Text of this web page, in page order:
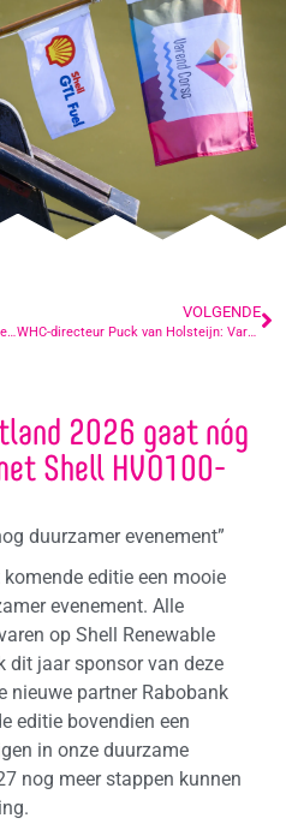
Tulpenboer Tom Groot: “Het is voor heel Nederland bijzonder een kijkje te nemen in die prachtige wereld die glastuinbouw heet”
VOLGENDE
WHC-directeur Puck van Holsteijn: Varend Corso en World Horti Center vinden elkaar in trots op de tuinbouw
2026 gaat nóg
Shell HVO100-
duurzamer evenement”
editie een mooie
evenement. Alle
op Shell Renewable
dit jaar sponsor van deze
nieuwe partner Rabobank
editie bovendien een
in onze duurzame
nog meer stappen kunnen